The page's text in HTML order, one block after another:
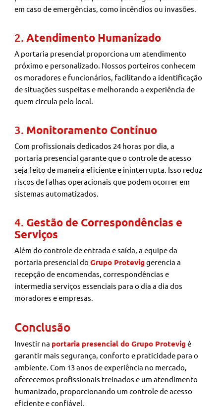
em caso de emergências, como incêndios ou invasões.
2.Atendimento Humanizado
A portaria presencial proporciona um atendimento
próximo e personalizado. Nossos porteiros conhecem
os moradores e funcionários, facilitando a identificação
de situações suspeitas e melhorando a experiência de
quem circula pelo local.
3. Monitoramento Contínuo
Com profissionais dedicados 24 horas por dia, a
portaria presencial garante que o controle de acesso
seja feito de maneira eficiente e ininterrupta. Isso reduz
riscos de falhas operacionais que podem ocorrer em
sistemas automatizados.
4. Gestão de Correspondências e
Serviços
Além do controle de entrada e saída, a equipe da
portaria presencial doGrupo Protevig gerencia a
recepção de encomendas, correspondências e
intermedia serviços essenciais para o dia a dia dos
moradores e empresas.
Conclusão
Investir na portaria presencial do Grupo Protevig é
garantir mais segurança, conforto e praticidade para o
ambiente. Com 13 anos de experiência no mercado,
oferecemos profissionais treinados e um atendimento
humanizado, proporcionando um controle de acesso
eficiente e confiável.